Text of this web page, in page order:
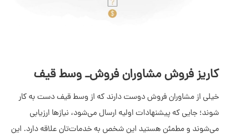
کاریز فروش مشاوران فروش_ وسط قیف
خیلی از مشاوران فروش دوست دارند که از وسط قیف دست به کار
شوند؛ جایی که پیشنهادات اولیه ارسال می‌شود، نیازها ارزیابی
می‌شوند و مطمئن هستید این شخص به خدمات‌تان علاقه دارد. این